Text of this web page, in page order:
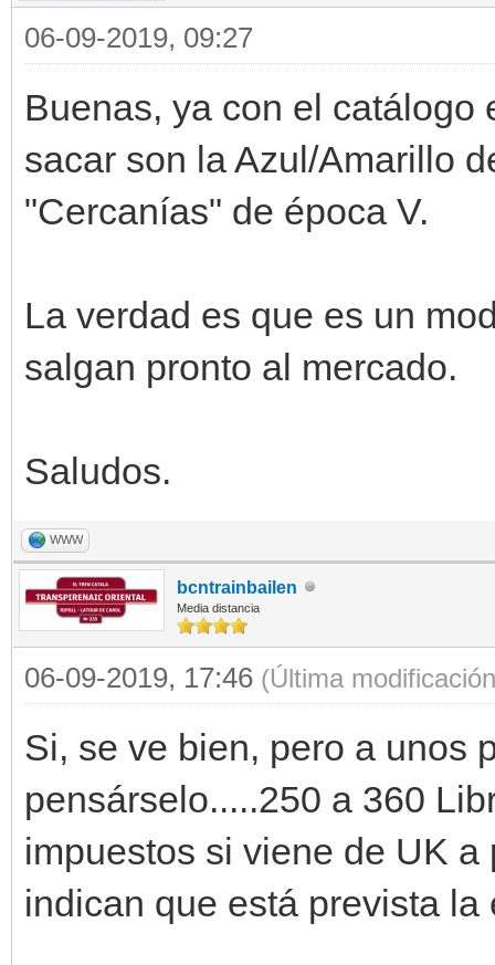
06-09-2019, 09:27
Buenas, ya con el catálogo
sacar son la Azul/Amarillo
"Cercanías" de época V.
La verdad es que es un
salgan pronto al mercado.
Saludos.
WWW
bcntrainbailen
Media distancia
06-09-2019, 17:46 (Última
Si, se ve bien, pero a unos
pensárselo.....250 a 360
impuestos si viene de UK
indican que está prevista la